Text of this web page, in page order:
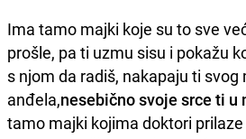
Ima tamo majki koje su to sve
prošle, pa ti uzmu sisu i pokažu
s njom da radiš, nakapaju ti svog
anđela,nesebično svoje srce ti u
tamo majki kojima doktori